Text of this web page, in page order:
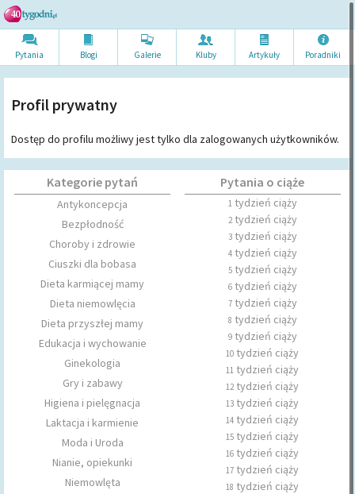
Pytania Blogi Galerie Kluby Artykuły Poradniki
Profil prywatny
Dostęp do profilu możliwy jest tylko dla zalogowanych użytkowników.
Kategorie pytań
Antykoncepcja
Bezpłodność
Choroby i zdrowie
Ciuszki dla bobasa
Dieta karmiącej mamy
Dieta niemowlęcia
Dieta przyszłej mamy
Edukacja i wychowanie
Ginekologia
Gry i zabawy
Higiena i pielęgnacja
Laktacja i karmienie
Moda i Uroda
Nianie, opiekunki
Niemowlęta
Pytania o ciąże
1tydzień ciąży
2tydzień ciąży
3tydzień ciąży
4tydzień ciąży
5tydzień ciąży
6tydzień ciąży
7tydzień ciąży
8 tydzień ciąży
9tydzień ciąży
10 tydzień ciąży
11 tydzień ciąży
12tydzień ciąży
13 tydzień ciąży
14 tydzień ciąży
15 tydzień ciąży
16 tydzień ciąży
17 tydzień ciąży
18 tydzień ciąży